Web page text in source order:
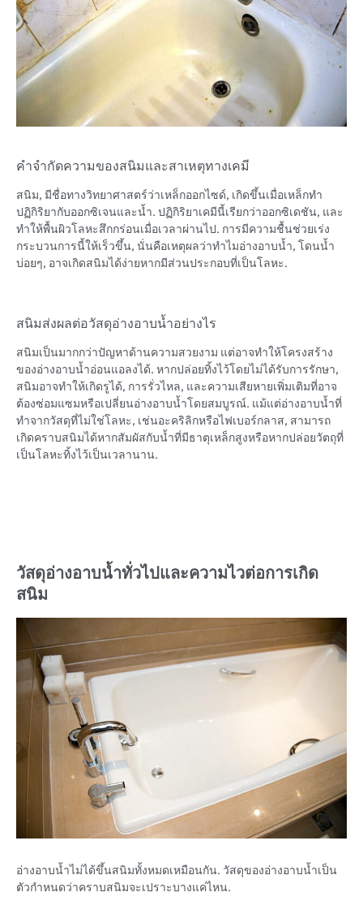
คำจำกัดความของสนิมและสาเหตุทางเคมี
สนิม, มีชื่อทางวิทยาศาสตร์ว่าเหล็กออกไซด์, เกิดขึ้นเมื่อเหล็กทำ
ปฏิกิริยากับออกซิเจนและน้ำ. ปฏิกิริยาเคมีนี้เรียกว่าออกซิเดชัน, และ
ทำให้พื้นผิวโลหะสึกกร่อนเมื่อเวลาผ่านไป. การมีความชื้นช่วยเร่ง
กระบวนการนี้ให้เร็วขึ้น, นั่นคือเหตุผลว่าทำไมอ่างอาบน้ำ, โดนน้ำ
บ่อยๆ, อาจเกิดสนิมได้ง่ายหากมีส่วนประกอบที่เป็นโลหะ.
สนิมส่งผลต่อวัสดุอ่างอาบน้ำอย่างไร
สนิมเป็นมากกว่าปัญหาด้านความสวยงาม แต่อาจทำให้โครงสร้าง
ของอ่างอาบน้ำอ่อนแอลงได้. หากปล่อยทิ้งไว้โดยไม่ได้รับการรักษา,
สนิมอาจทำให้เกิดรูได้, การรั่วไหล, และความเสียหายเพิ่มเติมที่อาจ
ต้องซ่อมแซมหรือเปลี่ยนอ่างอาบน้ำโดยสมบูรณ์. แม้แต่อ่างอาบน้ำที่
ทำจากวัสดุที่ไม่ใช่โลหะ, เช่นอะคริลิกหรือไฟเบอร์กลาส, สามารถ
เกิดคราบสนิมได้หากสัมผัสกับน้ำที่มีธาตุเหล็กสูงหรือหากปล่อยวัตถุที่
เป็นโลหะทิ้งไว้เป็นเวลานาน.
วัสดุอ่างอาบน้ำทั่วไปและความไวต่อการเกิด
สนิม
อ่างอาบน้ำไม่ได้ขึ้นสนิมทั้งหมดเหมือนกัน. วัสดุของอ่างอาบน้ำเป็น
ตัวกำหนดว่าคราบสนิมจะเปราะบางแค่ไหน.